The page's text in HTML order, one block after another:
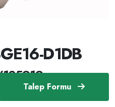
Talep Formu
D1DB
135919